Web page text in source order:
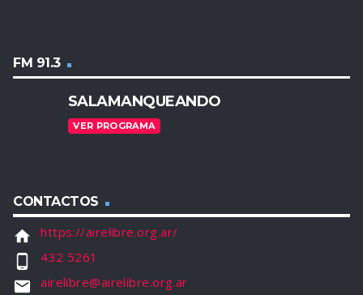
FM 91.3
SALAMANQUEANDO
VER PROGRAMA
CONTACTOS
home https://airelibre.org.ar/
phone_android 432 5261
email airelibre@airelibre.org.ar